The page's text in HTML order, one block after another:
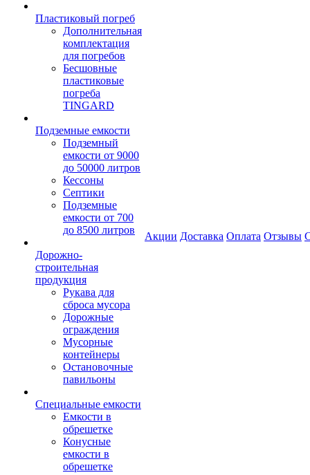
Пластиковый погреб
Дополнительная
комплектация
для погребов
Бесшовные
пластиковые
погреба
TINGARD
Подземные емкости
Подземный
емкости от 9000
до 50000 литров
Кессоны
Септики
Подземные
емкости от 700
до 8500 литров
Дорожно-
строительная
продукция
Рукава для
сброса мусора
Дорожные
ограждения
Мусорные
контейнеры
Остановочные
павильоны
Специальные емкости
Емкости в
обрешетке
Конусные
емкости в
обрешетке
Акции Доставка Оплата Отзывы